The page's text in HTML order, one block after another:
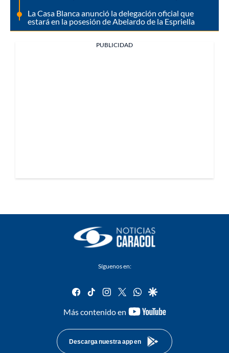
La Casa Blanca anunció la delegación oficial que
estará en la posesión de Abelardo de la Espriella
PUBLICIDAD
Síguenos en:
facebook
tiktok instagram
twitterwhatsapp
google
Más contenido en
youtube-
Descarga nuestra app en